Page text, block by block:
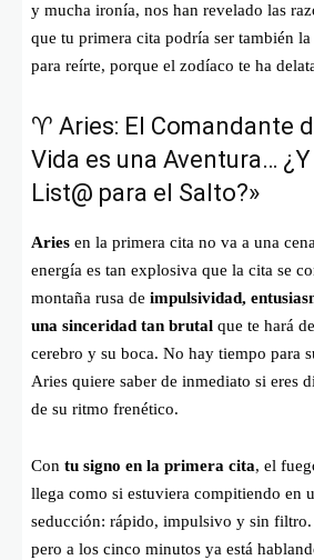
y mucha ironía, nos han revelado las
que tu primera cita podría ser también la
para reírte, porque el zodíaco te ha
♈ Aries: El Comandante
Vida es una Aventura…
List@ para el Salto?»
Aries en la primera cita no va a una
energía es tan explosiva que la cita se
montaña rusa de impulsividad,
una sinceridad tan brutal que te hará
cerebro y su boca. No hay tiempo para
Aries quiere saber de inmediato si eres
de su ritmo frenético.
Con tu signo en la primera cita, el
llega como si estuviera compitiendo en
seducción: rápido, impulsivo y sin
pero a los cinco minutos ya está